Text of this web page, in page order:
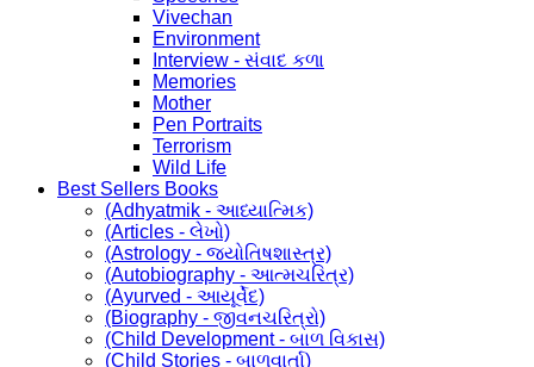
Vivechan
Environment
Interview - સંવાદ કળા
Memories
Mother
Pen Portraits
Terrorism
Wild Life
Best Sellers Books
(Adhyatmik - આધ્યાત્મિક)
(Articles - લેખો)
(Astrology - જ્યોતિષશાસ્ત્ર)
(Autobiography - આત્મચરિત્ર)
(Ayurved - આયૂર્વેદ)
(Biography - જીવનચરિત્રો)
(Child Development - બાળ વિકાસ)
(Child Stories - બાળવાર્તા)